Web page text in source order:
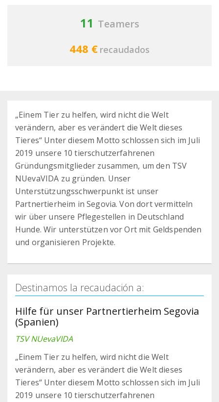
11 Teamers
448 € recaudados
„Einem Tier zu helfen, wird nicht die Welt
verändern, aber es verändert die Welt dieses
Tieres“ Unter diesem Motto schlossen sich im Juli
2019 unsere 10 tierschutzerfahrenen
Gründungsmitglieder zusammen, um den TSV
NUevaVIDA zu gründen. Unser
Unterstützungsschwerpunkt ist unser
Partnertierheim in Segovia. Von dort vermitteln
wir über unsere Pflegestellen in Deutschland
Hunde. Wir unterstützen vor Ort mit Geldspenden
und organisieren Projekte.
Destinamos la recaudación a:
Hilfe für unser Partnertierheim Segovia
(Spanien)
TSV NUevaVIDA
„Einem Tier zu helfen, wird nicht die Welt
verändern, aber es verändert die Welt dieses
Tieres“ Unter diesem Motto schlossen sich im Juli
2019 unsere 10 tierschutzerfahrenen